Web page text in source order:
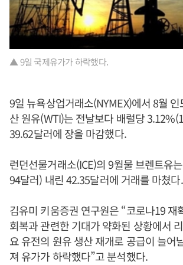
▲ 9일 국제유가가 하락했다.
9일 뉴욕상업거래소(NYMEX)에서 8월
산 원유(WTI)는 전날보다 배럴당
39.62달러에 장을 마감했다.
런던선물거래소(ICE)의 9월물 브렌트유
94달러) 내린 42.35달러에 거래를 마쳤다.
김유미 키움증권 연구원은 “코로나19 재
회복과 관련한 기대가 약화된 상황에서
요 유전의 원유 생산 재개로 공급이 늘어
져 유가가 하락했다”고 분석했다.